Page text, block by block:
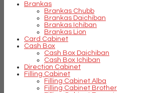
Brankas
Brankas Chubb
Brankas Daichiban
Brankas Ichiban
Brankas Lion
Card Cabinet
Cash Box
Cash Box Daichiban
Cash Box Ichiban
Direction Cabinet
Filling Cabinet
Filling Cabinet Alba
Filling Cabinet Brother